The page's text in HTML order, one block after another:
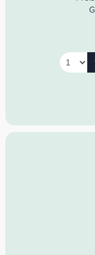
etwa 200
Gerhard Kofler
Geruch:
geschmeidige